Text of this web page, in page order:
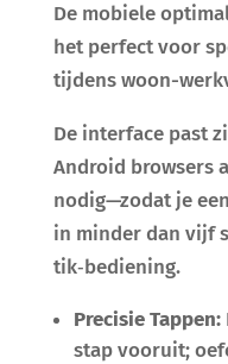
De mobiele
het perfect voor
tijdens woon-
De interface past
Android browsers
nodig—zodat je
in minder dan vijf
tik‑bediening.
Precisie Tappen:
stap vooruit;